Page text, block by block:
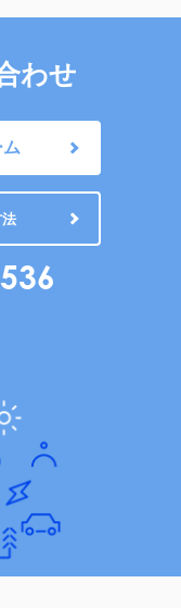
わせ